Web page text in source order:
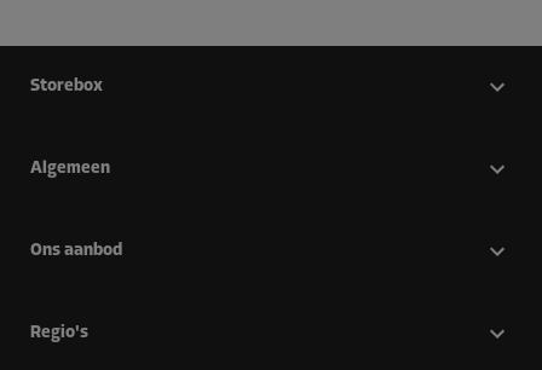
Storebox
Algemeen
Ons aanbod
Regio's